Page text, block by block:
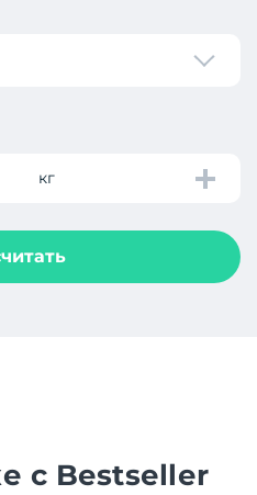
кг
с Bestseller